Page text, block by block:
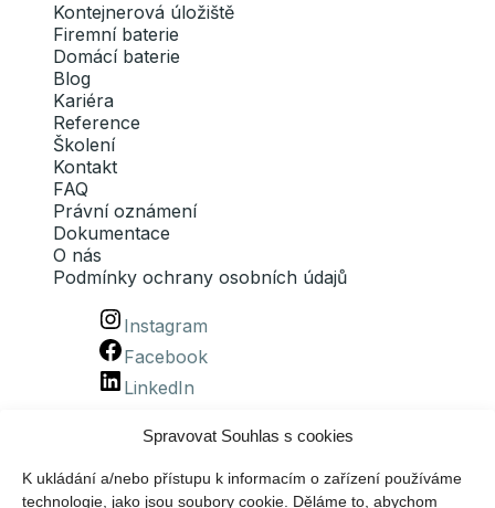
Spravovat Souhlas s cookies
K ukládání a/nebo přístupu k informacím o zařízení používáme
technologie, jako jsou soubory cookie. Děláme to, abychom
Kontejnerová úložiště
Firemní baterie
Domácí baterie
Blog
Kariéra
Reference
Školení
Kontakt
FAQ
Právní oznámení
Dokumentace
O nás
Podmínky ochrany osobních údajů
Instagram
Facebook
LinkedIn